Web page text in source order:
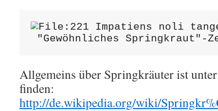
"Gewöhnliches Springkraut"-
Allgemeins über Springkräuter ist
finden:
http://de.wikipedia.org/wiki/